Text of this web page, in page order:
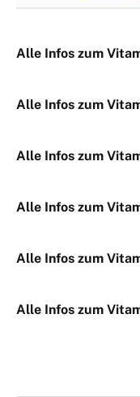
Alle Infos zum
Alle Infos zum
Alle Infos zum
Alle Infos zum
Alle Infos zum
Alle Infos zum